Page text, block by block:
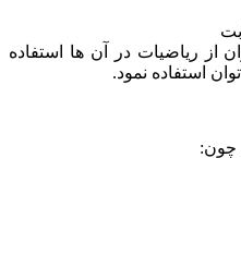
از ریاضیات در آن ها استفاده
استفاده نمود.
چون: